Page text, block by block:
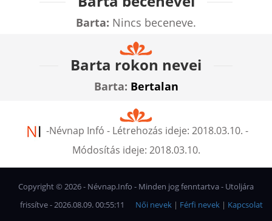
Barta: Nincs beceneve.
Barta rokon nevei
Barta: Bertalan
-Névnap Infó - Létrehozás ideje: 2018.03.10. -
Módosítás ideje: 2018.03.10.
Copyright © 2026- Névnap.Info - Minden jog fenntartva - Utoljára
frissítve - 2026.08.09. 00:55:11
Kapcsolat
|
Férfi nevek
|
Női nevek